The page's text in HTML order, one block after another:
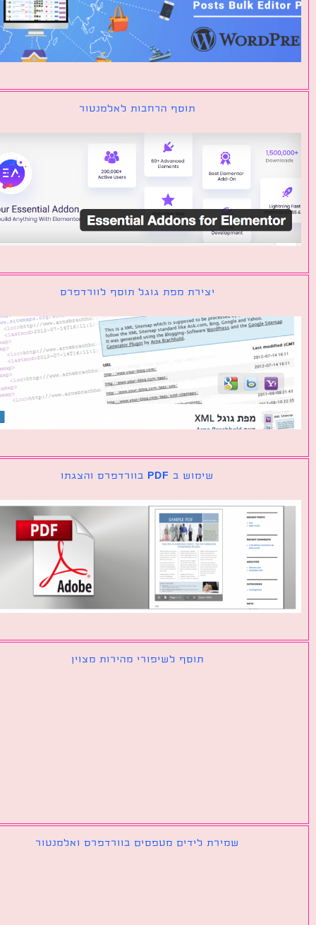
תוסף הרחבות לאלמנטור
יצירת מפת גוגל תוסף לוורדפרס
שימוש ב PDF בוורדפרס והצגתו
תוסף לשיפורי מהירות מצוין
שמירת לידים מטפסים בוורדפרס ואלמנטור